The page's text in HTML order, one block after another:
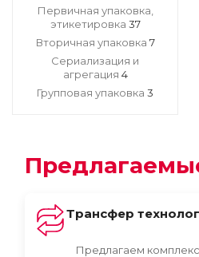
Первичная упаковка,
этикетировка 37
Вторичная упаковка 7
Сериализация и
агрегация 4
Групповая упаковка 3
Трансфер
Предлагаем